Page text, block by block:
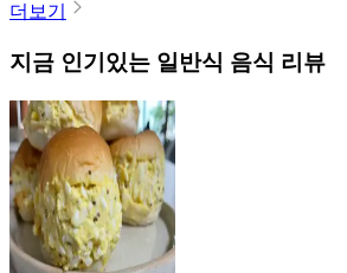
더보기
지금 인기있는 일반식 음식 리뷰